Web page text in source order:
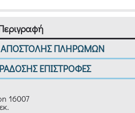
ΠΛΗΡΩΜΩΝ
ΕΠΙΣΤΡΟΦΕΣ
16007